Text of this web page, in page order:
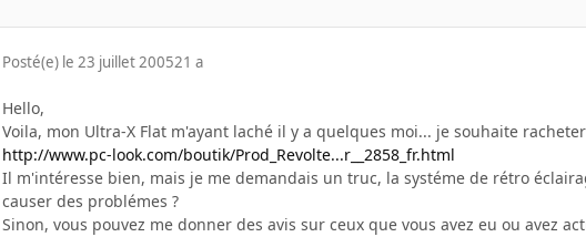
Posté(e) le 23 juillet 200521 a
Hello,
Voila, mon Ultra-X Flat m'ayant laché il y a quelques moi... je souhaite
http://www.pc-look.com/boutik/Prod_Revolte...r__2858_fr.html
Il m'intéresse bien, mais je me demandais un truc, la systéme de rétro
causer des problémes ?
Sinon, vous pouvez me donner des avis sur ceux que vous avez eu ou avez